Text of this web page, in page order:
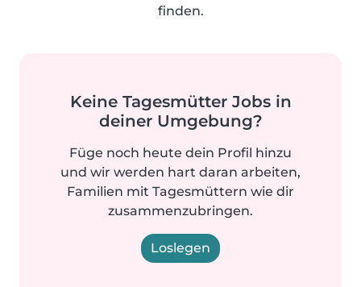
finden.
Keine Tagesmütter Jobs in
deiner Umgebung?
Füge noch heute dein Profil hinzu
und wir werden hart daran arbeiten,
Familien mit Tagesmüttern wie dir
zusammenzubringen.
Loslegen